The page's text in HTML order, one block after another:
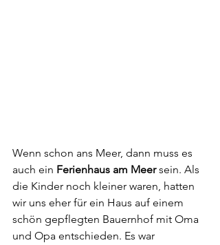
Wenn schon ans Meer, dann muss es
auch ein Ferienhaus am Meer sein. Als
die Kinder noch kleiner waren, hatten
wir uns eher für ein Haus auf einem
schön gepflegten Bauernhof mit Oma
und Opa entschieden. Es war